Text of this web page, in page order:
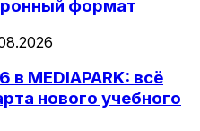
формат
MEDIAPARK: всё
нового учебного